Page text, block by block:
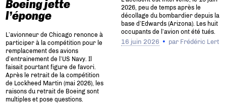
Boeing jette
l’éponge
L’avionneur de Chicago renonce à
participer à la compétition pour le
remplacement des avions
d’entrainement de l’US Navy. Il
faisait pourtant figure de favori.
Après le retrait de la compétition
de Lockheed Martin (mai 2026), les
raisons du retrait de Boeing sont
multiples et pose questions.
2026, peu de temps après le
décollage du bombardier depuis la
base d’Edwards (Arizona). Les huit
occupants de l’avion ont été tués.
16 juin 2026 par Frédéric Lert